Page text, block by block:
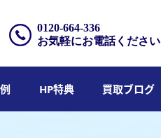
0120-664-336
お気軽にお電話ください
HP特典 買取ブログ